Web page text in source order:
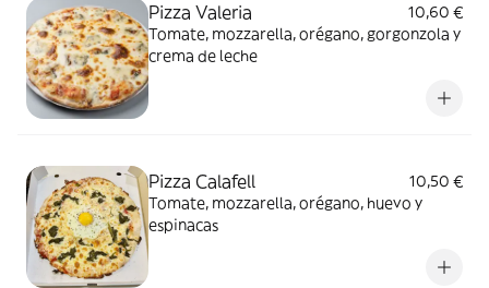
Pizza Valeria
10,60 €
Tomate, mozzarella, orégano, gorgonzola y
crema de leche
Pizza Calafell
10,50 €
Tomate, mozzarella, orégano, huevo y
espinacas